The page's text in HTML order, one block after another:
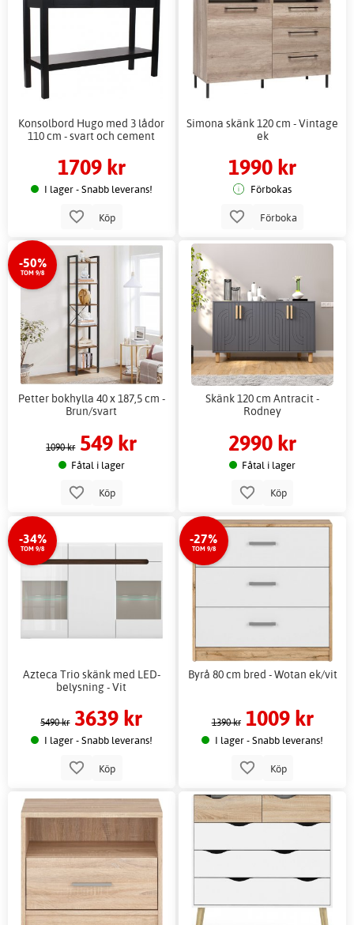
Konsolbord Hugo med 3 lådor
110 cm - svart och cement
1709 kr
I lager - Snabb leverans!
Köp
Simona skänk 120 cm - Vintage
ek
1990 kr
Förbokas
Förboka
-50%
TOM 9/8
Petter bokhylla 40 x 187,5 cm -
Brun/svart
1090 kr 549 kr
Fåtal i lager
Köp
Skänk 120 cm Antracit -
Rodney
2990 kr
Fåtal i lager
Köp
-34%
TOM 9/8
Azteca Trio skänk med LED-
belysning - Vit
5490 kr 3639 kr
I lager - Snabb leverans!
Köp
-27%
TOM 9/8
Byrå 80 cm bred - Wotan ek/vit
1390 kr 1009 kr
I lager - Snabb leverans!
Köp